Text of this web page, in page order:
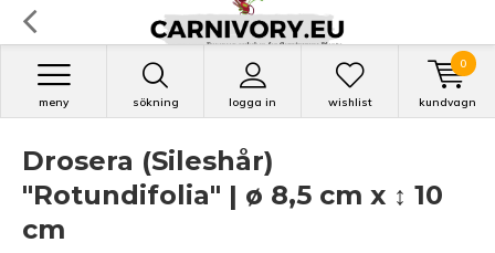
sökning logga in
meny wishlist kundvagn
0
Drosera (Sileshår)
"Rotundifolia" | ø 8,5 cm x ↕ 10
cm